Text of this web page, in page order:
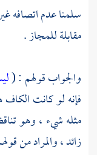
سلمنا عدم اتصافه
مقابلة للمجاز .
والجواب قولهم : (
فإنه لو كانت
مثله شيء ، وهو
زائد ، والمراد من